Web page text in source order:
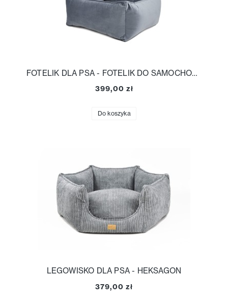
FOTELIK DLA PSA - FOTELIK DO SAMOCHODU
399,00 zł
Do koszyka
LEGOWISKO DLA PSA - HEKSAGON
379,00 zł